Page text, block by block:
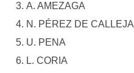
A. AMEZAGA
N. PÉREZ DE CALLEJA
U. PENA
L. CORIA